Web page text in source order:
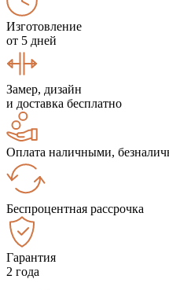
Изготовление
от 5 дней
Замер, дизайн
и доставка бесплатно
Оплата наличными,
Беспроцентная рассрочка
Гарантия
2 года